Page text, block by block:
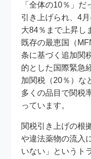
「全体の10％」
引き上げられ、4
大84％まで上昇し
既存の最恵国（
条に基づく追加関
的とした国際緊急
加関税（20％）な
多くの品目で関税
っています。
関税引き上げの根
や違法薬物の流入
いない」というト